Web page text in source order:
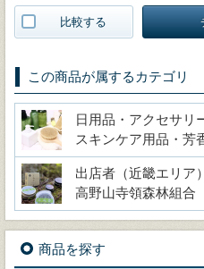
比較する
この商品が属するカテゴリ
日用品・アクセサリ
スキンケア用品・芳
出店者（近畿エリア
高野山寺領森林組合
商品を探す